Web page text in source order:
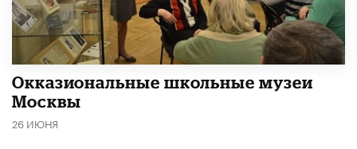
​Окказиональные школьные музеи
Москвы
26 ИЮНЯ